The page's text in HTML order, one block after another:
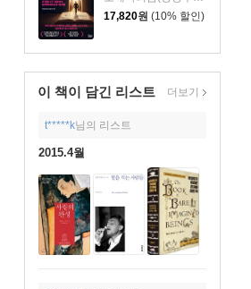
17,820원 (10% 할인)
이 책이 담긴 리스트 더보기
t*****k님의 리스트
2015.4월